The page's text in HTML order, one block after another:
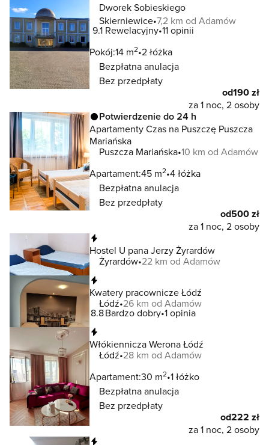
Dworek Sobieskiego
Skierniewice 7,2 km od Adamów
9.1 Rewelacyjny 11 opinii
Pokój:14 m2 2 łóżka
Bezpłatna anulacja
Bez przedpłaty
od190 zł
za 1 noc, 2 osoby
Potwierdzenie do 24 h
Apartamenty Czas na Puszczę Puszcza
Mariańska
Puszcza Mariańska 10 km od Adamów
Apartament:45 m2 4 łóżka
Bezpłatna anulacja
Bez przedpłaty
od500 zł
za 1 noc, 2 osoby
Hostel U pana Jerzy Żyrardów
Żyrardów 22 km od Adamów
Kwatery pracownicze Łódź
Łódź 26 km od Adamów
8.8Bardzo dobry 1 opinia
Włókiennicza Werona Łódź
Łódź 28 km od Adamów
Apartament:30 m2 1 łóżko
Bezpłatna anulacja
Bez przedpłaty
od222 zł
za 1 noc, 2 osoby